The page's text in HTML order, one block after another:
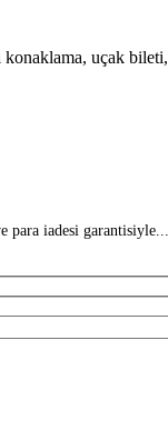
uçak bileti,
para iadesi